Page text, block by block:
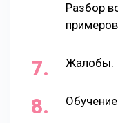
Разбор
Жалобы.